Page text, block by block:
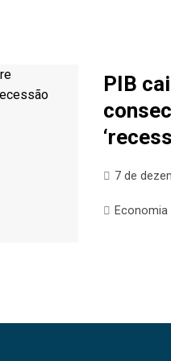
PIB
7 de
Economia